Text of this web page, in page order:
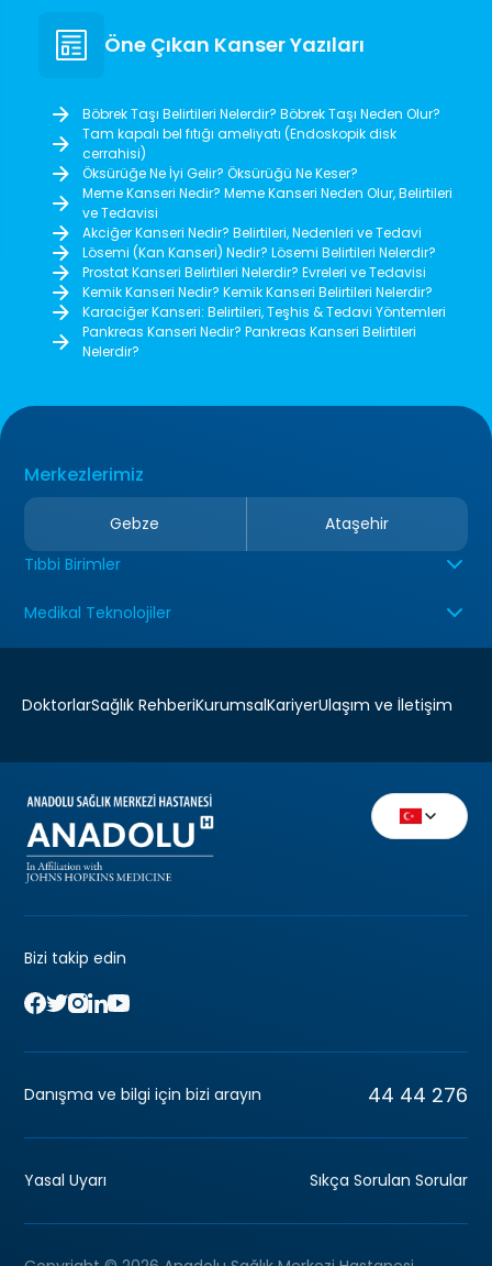
Öne Çıkan Kanser Yazıları
Böbrek Taşı Belirtileri Nelerdir? Böbrek Taşı Neden Olur?
Tam kapalı bel fıtığı ameliyatı (Endoskopik disk
cerrahisi)
Öksürüğe Ne İyi Gelir? Öksürüğü Ne Keser?
Meme Kanseri Nedir? Meme Kanseri Neden Olur, Belirtileri
ve Tedavisi
Akciğer Kanseri Nedir? Belirtileri, Nedenleri ve Tedavi
Lösemi (Kan Kanseri) Nedir? Lösemi Belirtileri Nelerdir?
Prostat Kanseri Belirtileri Nelerdir? Evreleri ve Tedavisi
Kemik Kanseri Nedir? Kemik Kanseri Belirtileri Nelerdir?
Karaciğer Kanseri: Belirtileri, Teşhis & Tedavi Yöntemleri
Pankreas Kanseri Nedir? Pankreas Kanseri Belirtileri
Nelerdir?
Merkezlerimiz
Gebze
Ataşehir
Tıbbi Birimler
Medikal Teknolojiler
DoktorlarSağlık RehberiKurumsalKariyerUlaşım ve İletişim
Bizi takip edin
Danışma ve bilgi için bizi arayın 44 44 276
Yasal Uyarı Sıkça Sorulan Sorular